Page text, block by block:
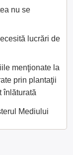
nu se
lucrări de
menţionate la
prin plantaţii
înlăturată
Mediului